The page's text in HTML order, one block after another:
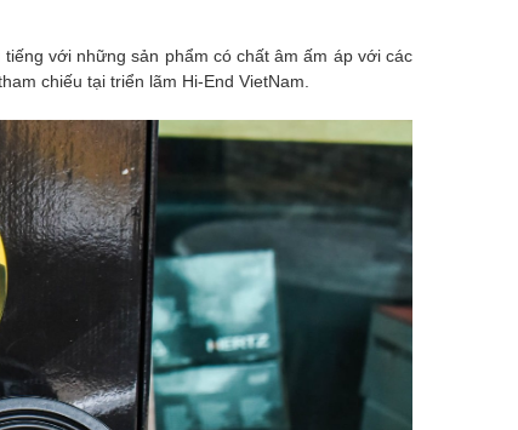
với ⁣những sản phẩm có chất âm ấm áp với các
chiếu tại triển lãm Hi-End VietNam.